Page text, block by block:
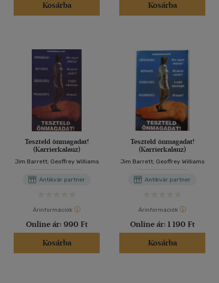
Kosárba
Kosárba
Teszteld önmagadat!
(Karrierkalauz)
Jim Barrett; Geoffrey Williams
Antikvár partner
Árinformációk
Online ár: 990 Ft
Kosárba
Teszteld önmagadat!
(Karrierkalauz)
Jim Barrett; Geoffrey Williams
Antikvár partner
Árinformációk
Online ár: 1 190 Ft
Kosárba